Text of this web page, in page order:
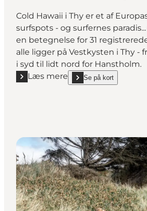
Cold Hawaii i Thy er et af
surfspots - og surfernes
en betegnelse for 31
alle ligger på Vestkysten i Thy -
i syd til lidt nord for Hanstholm.
Læs mere
Læs mere "Cold Hawaii i Thy"
Se på kort
show Cold Hawaii i Thy